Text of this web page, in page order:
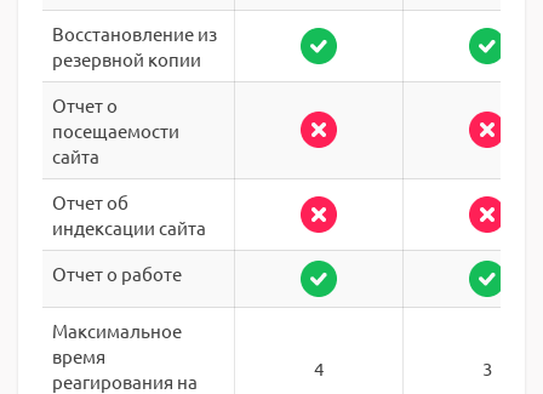
Восстановление из
резервной копии
Отчет о
посещаемости
сайта
Отчет об
индексации сайта
Отчет о работе
Максимальное
время
реагирования на
4 3